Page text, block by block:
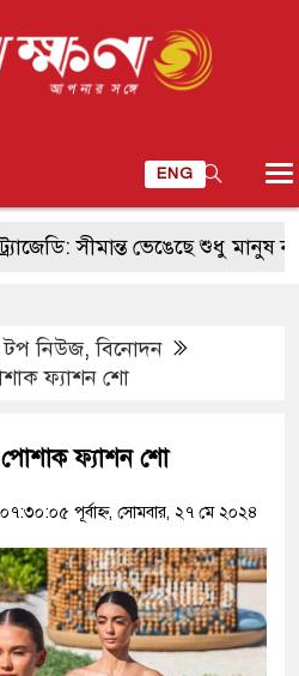
ENG
সীমান্ত ভেঙেছে শুধু মানুষ নয়,
টপ নিউজ,বিনোদন
ফ্যাশন শো
ফ্যাশন শো
০৭:৩০:০৫ পূর্বাহ্ন, সোমবার, ২৭ মে ২০২৪